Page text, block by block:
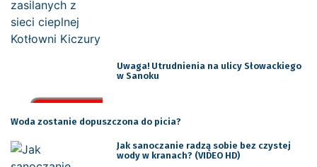
Uwaga! Utrudnienia na ulicy Słowackiego
w Sanoku
Woda zostanie dopuszczona do picia?
Jak sanoczanie radzą sobie bez czystej
wody w kranach? (VIDEO HD)